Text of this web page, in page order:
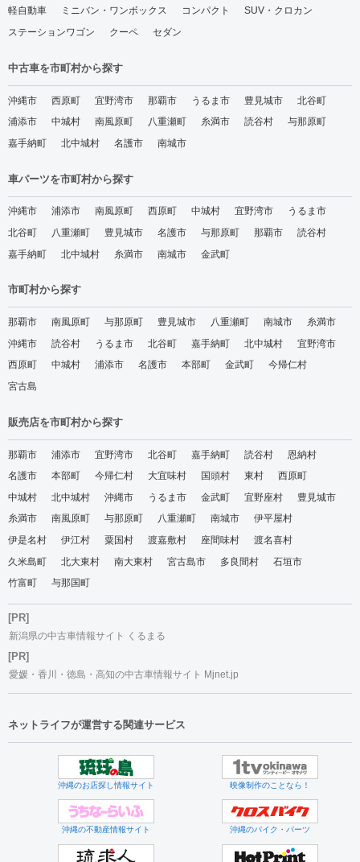
軽自動車 ミニバン・ワンボックス コンパクト
SUV・クロカン
ステーションワゴン
クーペ セダン
中古車を市町村から探す
沖縄市 西原町 宜野湾市 那覇市 うるま市 豊見城市
北谷町
浦添市
中城村 南風原町 八重瀬町 糸満市 読谷村
与那原町
嘉手納町
北中城村 名護市 南城市
車パーツを市町村から探す
沖縄市 浦添市 南風原町 西原町 中城村 宜野湾市
うるま市
北谷町
八重瀬町 豊見城市 名護市 与那原町 那覇市
読谷村
嘉手納町
北中城村 糸満市 南城市 金武町
市町村から探す
那覇市 南風原町 与那原町 豊見城市 八重瀬町 南城市
糸満市
沖縄市
読谷村 うるま市 北谷町 嘉手納町 北中城村
宜野湾市
西原町
中城村 浦添市 名護市 本部町 金武町
今帰仁村
宮古島
販売店を市町村から探す
那覇市 浦添市 宜野湾市 北谷町 嘉手納町 読谷村
恩納村
名護市
本部町 今帰仁村 大宜味村 国頭村 東村
西原町
中城村
北中城村 沖縄市 うるま市 金武町 宜野座村
豊見城市
糸満市
南風原町 与那原町 八重瀬町 南城市
伊平屋村
伊是名村
伊江村 粟国村 渡嘉敷村 座間味村
渡名喜村
久米島町
北大東村 南大東村 宮古島市 多良間村
石垣市
竹富町
与那国町
[PR]
新潟県の中古車情報サイト くるまる
[PR]
愛媛・香川・徳島・高知の中古車情報サイト Mjnet.jp
ネットライフが運営する関連サービス
沖縄のお店探し情報サイト 映像制作のことなら！
沖縄の不動産情報サイト 沖縄のバイク・パーツ